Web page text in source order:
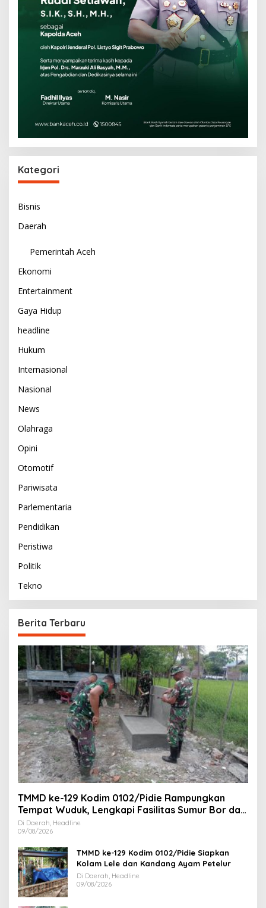
Kategori
Bisnis
Daerah
Pemerintah Aceh
Ekonomi
Entertainment
Gaya Hidup
headline
Hukum
Internasional
Nasional
News
Olahraga
Opini
Otomotif
Pariwisata
Parlementaria
Pendidikan
Peristiwa
Politik
Tekno
Berita Terbaru
TMMD ke-129 Kodim 0102/Pidie Rampungkan
Tempat Wuduk, Lengkapi Fasilitas Sumur Bor dan
MCK
Di Daerah, Headline
09/08/2026
TMMD ke-129 Kodim 0102/Pidie Siapkan
Kolam Lele dan Kandang Ayam Petelur
Di Daerah, Headline
09/08/2026